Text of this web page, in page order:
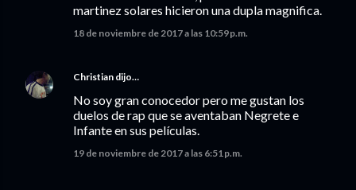
martinez solares hicieron una dupla magnifica.
18 de noviembre de 2017 a las 10:59 p.m.
Christian dijo…
No soy gran conocedor pero me gustan los
duelos de rap que se aventaban Negrete e
Infante en sus películas.
19 de noviembre de 2017 a las 6:51 p.m.